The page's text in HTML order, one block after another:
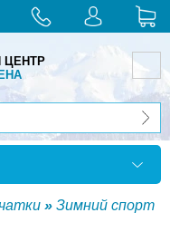
ЦЕНТР
» Зимний спорт